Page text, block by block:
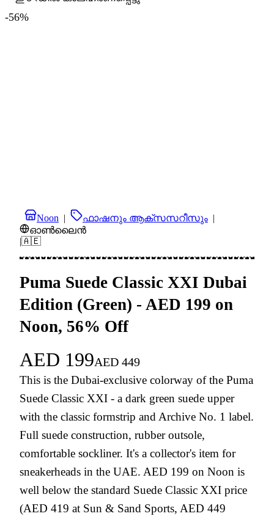
-56%
Noon | ഫാഷനും ആക്സസറീസും |
ഓൺലൈൻ
|🇦🇪
Puma Suede Classic XXI Dubai
Edition (Green) - AED 199 on
Noon, 56% Off
AED 199AED 449
This is the Dubai-exclusive colorway of the Puma
Suede Classic XXI - a dark green suede upper
with the classic formstrip and Archive No. 1 label.
Full suede construction, rubber outsole,
comfortable sockliner. It's a collector's item for
sneakerheads in the UAE. AED 199 on Noon is
well below the standard Suede Classic XXI price
(AED 419 at Sun & Sand Sports, AED 449